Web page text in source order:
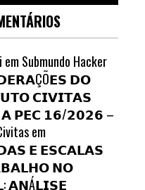
em Submundo Hacker
𝗗𝗢
𝗖𝗜𝗩𝗜𝗧𝗔𝗦
𝗣𝗘𝗖 𝟭𝟲/𝟮𝟬𝟮𝟲 –
em
𝗘 𝗘𝗦𝗖𝗔𝗟𝗔𝗦
𝗡𝗢
𝗔𝗡Á𝗟𝗜𝗦𝗘